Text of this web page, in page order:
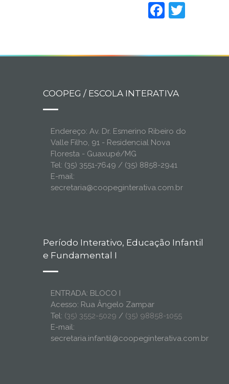
COOPEG / ESCOLA INTERATIVA
Endereço: Av. Dr. Esmerino Ribeiro do
Valle Filho, 91 - Residencial Nova
Floresta - Guaxupé/MG
Tel: (35) 3551-7649 / (35) 8858-2941
E-mail:
secretaria@coopeginterativa.com.br
Período Interativo, Educação Infantil
e Fundamental I
ENTRADA: BLOCO I
Acesso: Rua Ângelo Zampar
Tel: (35) 3552-5029 / (35) 98858-1055
E-mail:
secretaria.infantil@coopeginterativa.com.br